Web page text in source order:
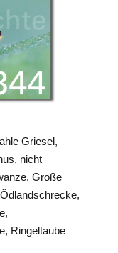
Griesel,
nicht
Große
Ringeltaube